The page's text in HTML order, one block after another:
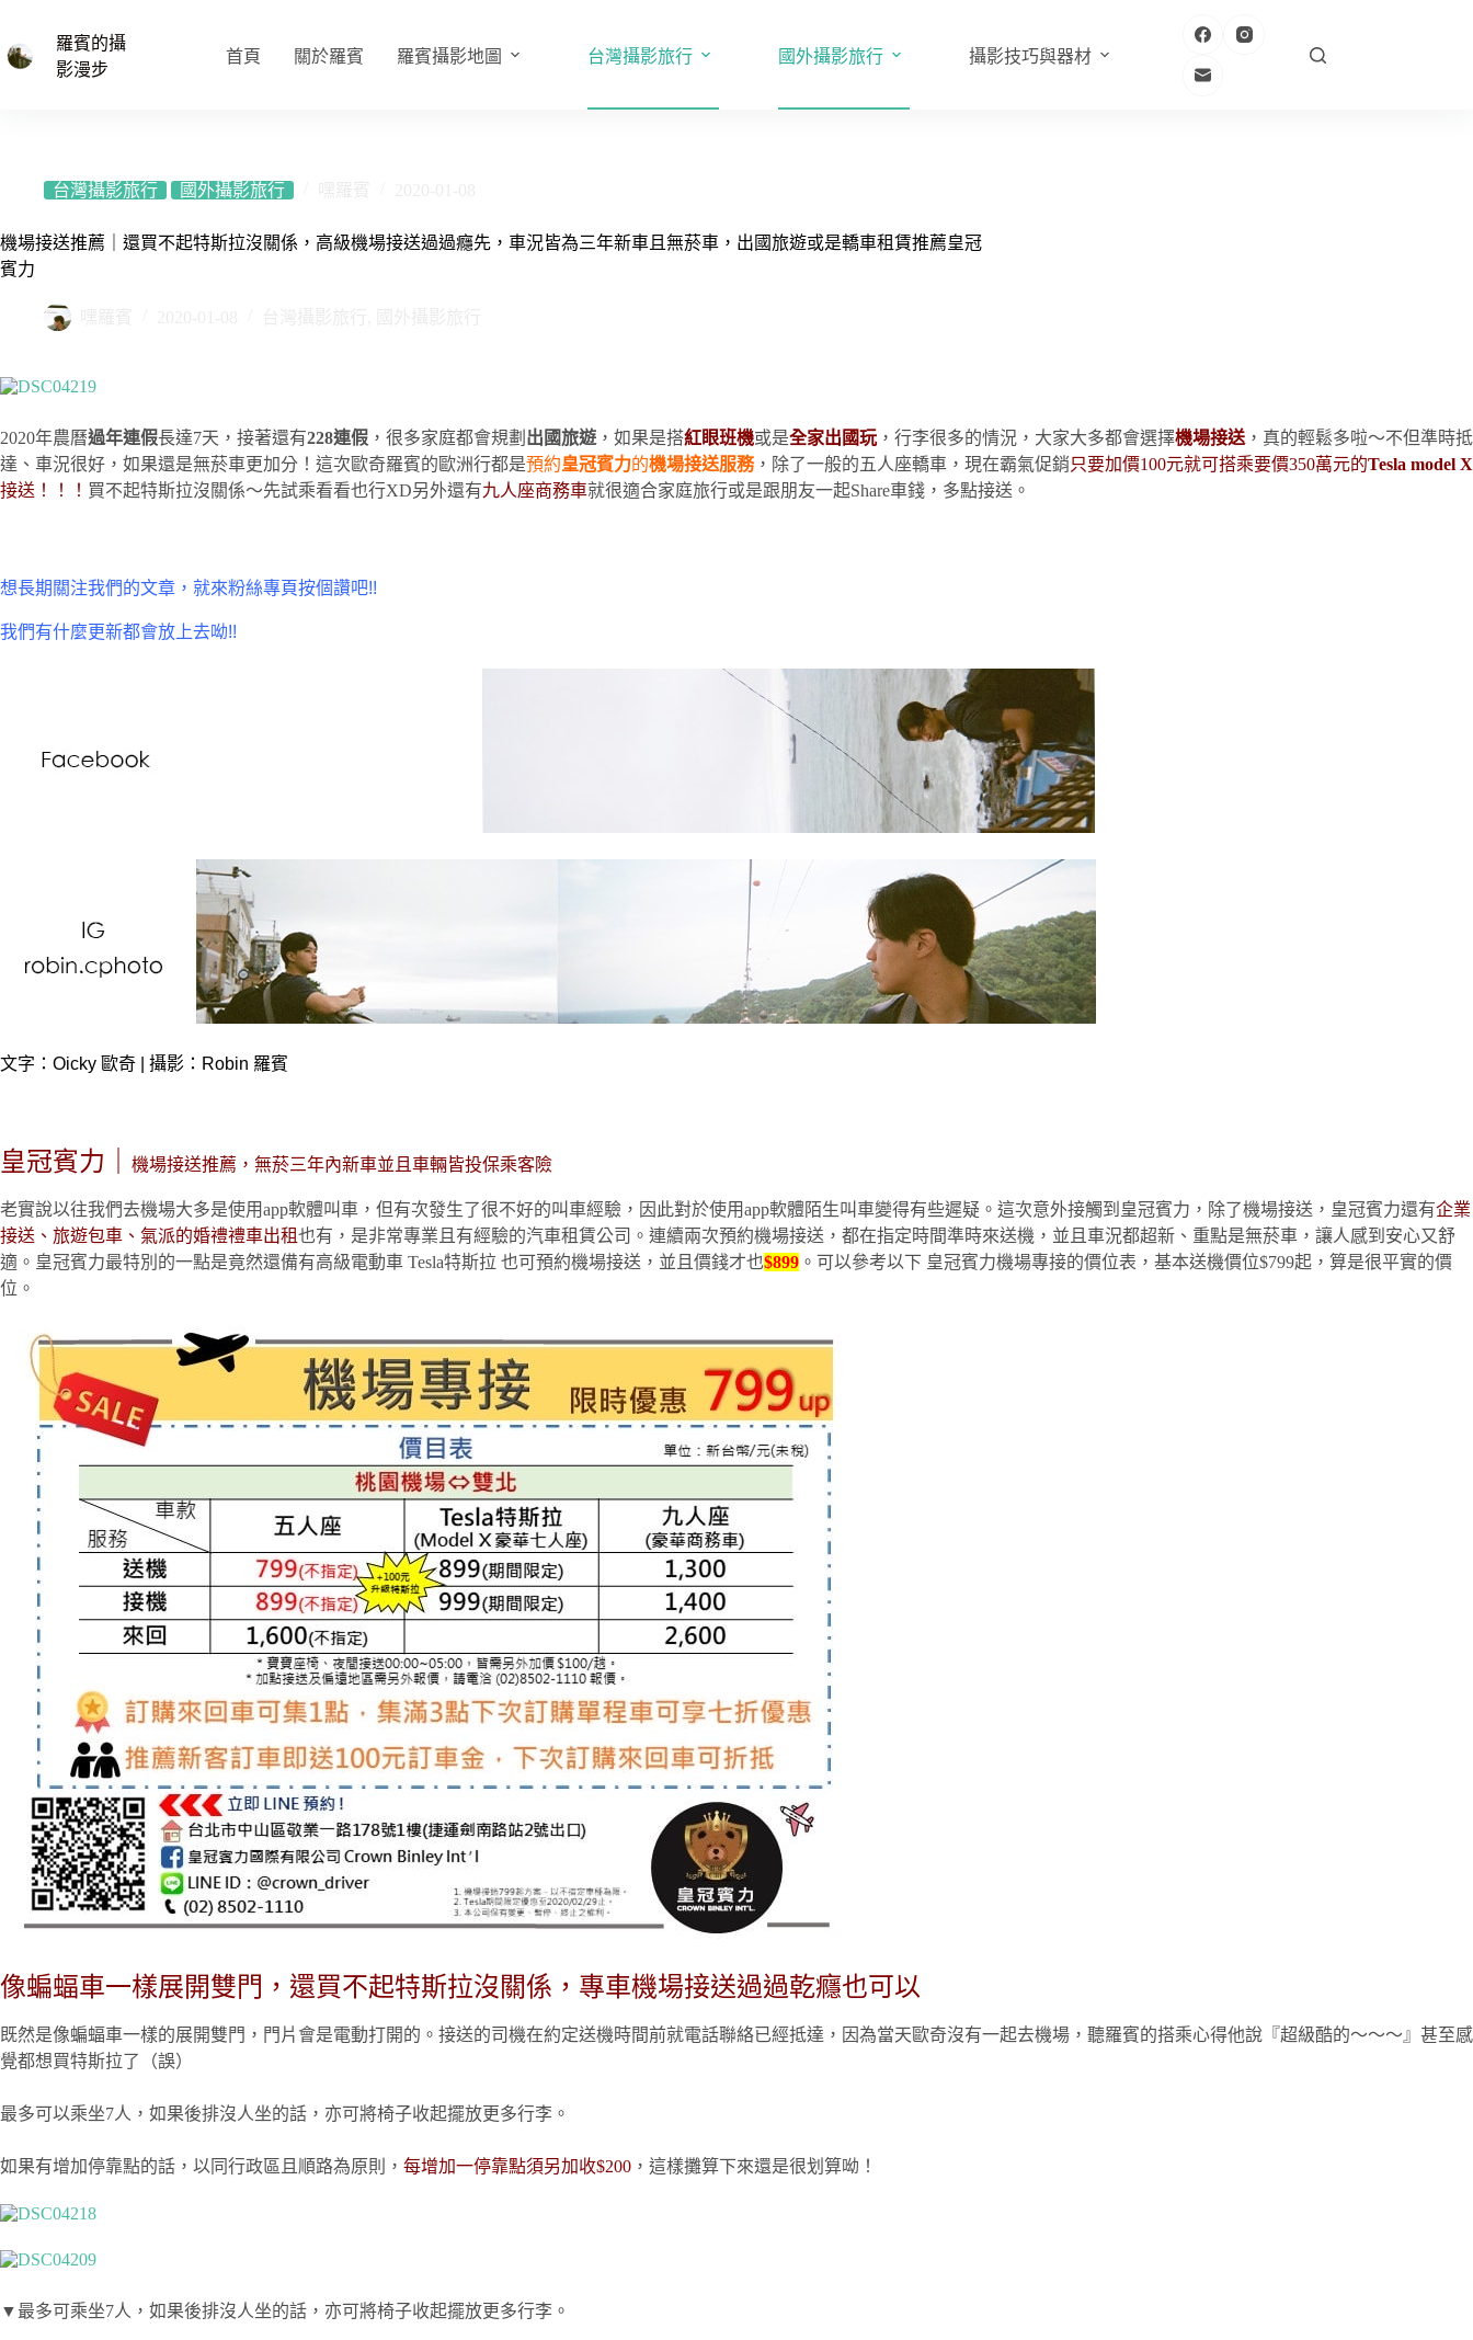
主
羅賓的攝
影漫步
首頁 關於羅賓 羅賓攝影地圖 台灣攝影旅行 國外攝影旅行 攝影技巧與器材
台灣攝影旅行 國外攝影旅行
機場接送推薦｜還買不起特斯拉沒關係，高級機場接送過過癮先，車況皆為三年新車且無菸車，出國旅遊或是轎車租賃推薦皇冠
賓力
2020年農曆過年連假長達7天，接著還有228連假 ，很多家庭都會規劃 出國旅遊 ，如果是搭紅眼班機或是全家出國玩，行李很多的情況，大家大多都會選擇機場接送 ，真的輕鬆多啦～不但準時抵
達、車況很好，如果還是無菸車更加分！這次歐奇羅賓的歐洲行都是預約皇冠賓力的機場接送服務，除了一般的五人座轎車，現在霸氣促銷只要加價100元就可搭乘要價350萬元的Tesla model X
接送！！！ 買不起特斯拉沒關係～先試乘看看也行XD另外還有九人座商務車就很適合家庭旅行或是跟朋友一起Share車錢，多點接送。
想長期關注我們的文章，就來粉絲專頁按個讚吧!!
我們有什麼更新都會放上去呦!!
文字：Oicky 歐奇 | 攝影：Robin 羅賓
皇冠賓力｜ 機場接送推薦，無菸三年內新車並且車輛皆投保乘客險
老實說以往我們去機場大多是使用app軟體叫車，但有次發生了很不好的叫車經驗，因此對於使用app軟體陌生叫車變得有些遲疑。這次意外接觸到皇冠賓力，除了機場接送，皇冠賓力還有企業
接送、旅遊包車、氣派的婚禮禮車出租也有，是非常專業且有經驗的汽車租賃公司。連續兩次預約機場接送，都在指定時間準時來送機，並且車況都超新、重點是無菸車，讓人感到安心又舒
適。皇冠賓力最特別的一點是竟然還備有高級電動車 Tesla特斯拉 也可預約機場接送，並且價錢才也$899 。可以參考以下 皇冠賓力機場專接的價位表，基本送機價位$799起，算是很平實的價
位。
像蝙蝠車一樣展開雙門，還買不起特斯拉沒關係，專車機場接送過過乾癮也可以
既然是像蝙蝠車一樣的展開雙門，門片會是電動打開的。接送的司機在約定送機時間前就電話聯絡已經抵達，因為當天歐奇沒有一起去機場，聽羅賓的搭乘心得他說『超級酷的～～～』甚至感
覺都想買特斯拉了（誤）
最多可以乘坐7人，如果後排沒人坐的話，亦可將椅子收起擺放更多行李。
如果有增加停靠點的話，以同行政區且順路為原則， 每增加一停靠點須另加收$200 ，這樣攤算下來還是很划算呦！
▼最多可乘坐7人，如果後排沒人坐的話，亦可將椅子收起擺放更多行李。